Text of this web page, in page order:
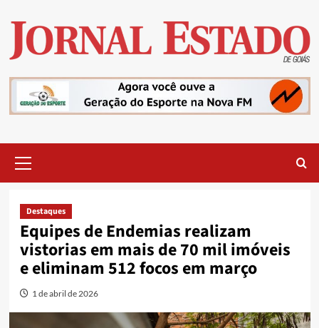
content
Menu
Destaques
Equipes de Endemias realizam
vistorias em mais de 70 mil imóveis
e eliminam 512 focos em março
1 de abril de 2026